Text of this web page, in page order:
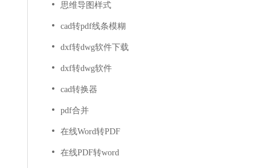
思维导图样式
cad转pdf线条模糊
dxf转dwg软件下载
dxf转dwg软件
cad转换器
pdf合并
在线Word转PDF
在线PDF转word